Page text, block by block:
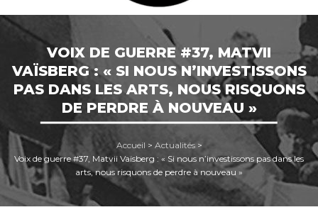
VOIX DE GUERRE #37, MATVII
VAÏSBERG : « SI NOUS N’INVESTISSONS
PAS DANS LES ARTS, NOUS RISQUONS
DE PERDRE À NOUVEAU »
Accueil > Actualités>
Voix de guerre #37, Matvii Vaïsberg : « Si nous n’investissons pas dans les
arts, nous risquons de perdre à nouveau »